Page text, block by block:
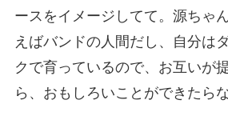
ースをイメージしてて。源ちゃ
えばバンドの人間だし、自分は
クで育っているので、お互いが
ら、おもしろいことができたらな